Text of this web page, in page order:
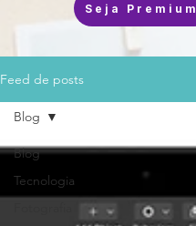
Seja Premium
Feed de posts
Blog
Tecnologia
Blog